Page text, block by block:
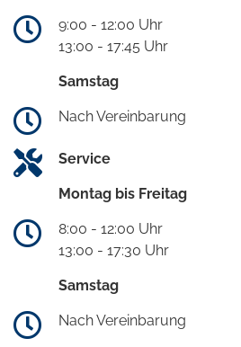
9:00 - 12:00 Uhr
13:00 - 17:45 Uhr
Samstag
Nach Vereinbarung
Service
Montag bis Freitag
8:00 - 12:00 Uhr
13:00 - 17:30 Uhr
Samstag
Nach Vereinbarung